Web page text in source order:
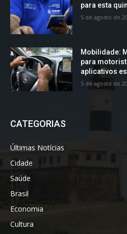
para esta
5 de agosto de
Mobilidade:
para
aplicativos
5 de agosto de
CATEGORIAS
Últimas Notícias
Cidade
Saúde
Brasil
Economia
Cultura